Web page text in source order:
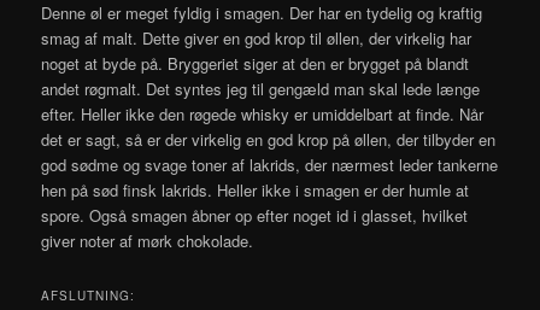
Denne øl er meget fyldig i smagen. Der har en tydelig og kraftig
smag af malt. Dette giver en god krop til øllen, der virkelig har
noget at byde på. Bryggeriet siger at den er brygget på blandt
andet røgmalt. Det syntes jeg til gengæld man skal lede længe
efter. Heller ikke den røgede whisky er umiddelbart at finde. Når
det er sagt, så er der virkelig en god krop på øllen, der tilbyder en
god sødme og svage toner af lakrids, der nærmest leder tankerne
hen på sød finsk lakrids. Heller ikke i smagen er der humle at
spore. Også smagen åbner op efter noget id i glasset, hvilket
giver noter af mørk chokolade.
AFSLUTNING: